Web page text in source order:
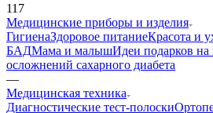
117
Медицинские приборы и изделия
ГигиенаЗдоровое питаниеКрасота и
БАДМама и малышИдеи подарков на
осложнений сахарного диабета
—
Медицинская техника
Диагностические тест-полоски